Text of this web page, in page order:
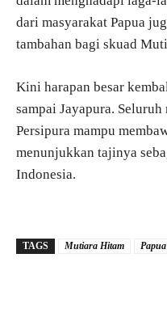
dari masyarakat Papua
tambahan bagi skuad
Kini harapan besar
sampai Jayapura. Seluruh
Persipura mampu
menunjukkan tajinya
Indonesia.
TAGS Mutiara Hitam